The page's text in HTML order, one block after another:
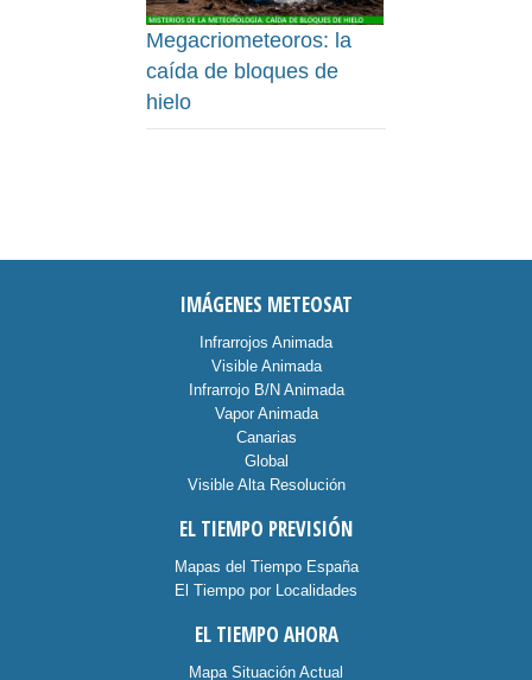
Megacriometeoros: la
caída de bloques de
hielo
IMÁGENES METEOSAT
Infrarrojos Animada
Visible Animada
Infrarrojo B/N Animada
Vapor Animada
Canarias
Global
Visible Alta Resolución
EL TIEMPO PREVISIÓN
Mapas del Tiempo España
El Tiempo por Localidades
EL TIEMPO AHORA
Mapa Situación Actual